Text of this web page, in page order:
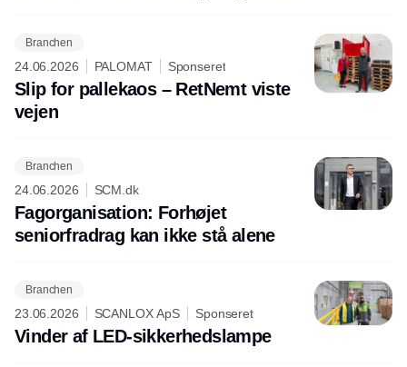
Branchen
24.06.2026 PALOMAT Sponseret
Slip for pallekaos – RetNemt viste
vejen
Branchen
24.06.2026 SCM.dk
Fagorganisation: Forhøjet
seniorfradrag kan ikke stå alene
Branchen
23.06.2026 SCANLOX ApS Sponseret
Vinder af LED-sikkerhedslampe